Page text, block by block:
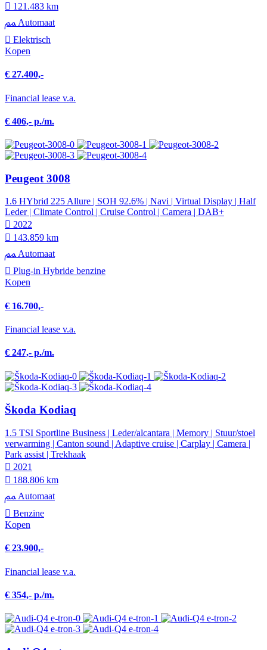
121.483 km
Automaat
Elektrisch
Kopen
€ 27.400,-
Financial lease v.a.
€ 406,- p./m.
Peugeot 3008
1.6 HYbrid 225 Allure | SOH 92.6% | Navi | Virtual Display | Half
Leder | Climate Control | Cruise Control | Camera | DAB+
2022
143.859 km
Automaat
Plug-in Hybride benzine
Kopen
€ 16.700,-
Financial lease v.a.
€ 247,- p./m.
Škoda Kodiaq
1.5 TSI Sportline Business | Leder/alcantara | Memory | Stuur/stoel
verwarming | Canton sound | Adaptive cruise | Carplay | Camera |
Park assist | Trekhaak
2021
188.806 km
Automaat
Benzine
Kopen
€ 23.900,-
Financial lease v.a.
€ 354,- p./m.